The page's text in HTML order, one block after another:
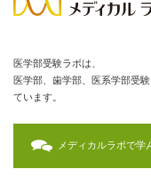
医学部受験ラボは、
医学部、歯学部、医系学部受
ています。
メディカルラボで学